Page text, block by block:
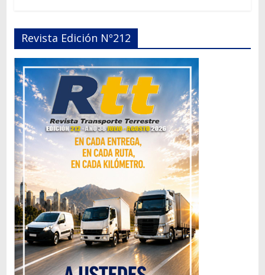
Revista Edición Nº212